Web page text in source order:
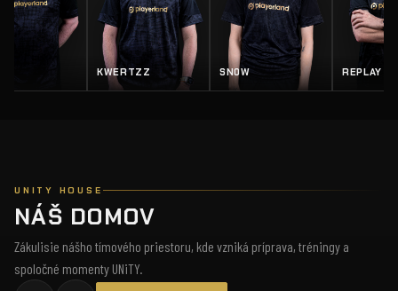
KWERTZZ SN0W REPLAY
UNITY HOUSE
NÁŠ DOMOV
Zákulisie nášho tímového priestoru, kde vzniká príprava, tréningy a
spoločné momenty UNiTY.